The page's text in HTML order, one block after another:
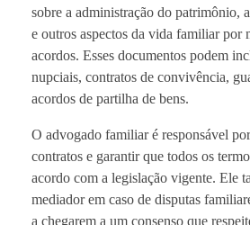
sobre a administração do patrimônio,
e outros aspectos da vida familiar por
acordos. Esses documentos podem
nupciais, contratos de convivência,
acordos de partilha de bens.
O advogado familiar é responsável
contratos e garantir que todos os
acordo com a legislação vigente. Ele
mediador em caso de disputas
a chegarem a um consenso que